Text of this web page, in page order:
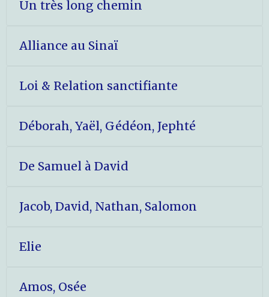
Un très long chemin
Alliance au Sinaï
Loi & Relation sanctifiante
Déborah, Yaël, Gédéon, Jephté
De Samuel à David
Jacob, David, Nathan, Salomon
Elie
Amos, Osée